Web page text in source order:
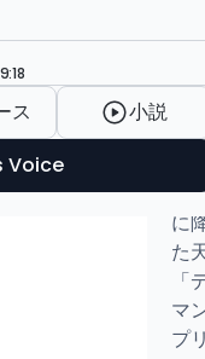
ス
小説
Voice
迷
ち
す
に
た
「
マ
プ